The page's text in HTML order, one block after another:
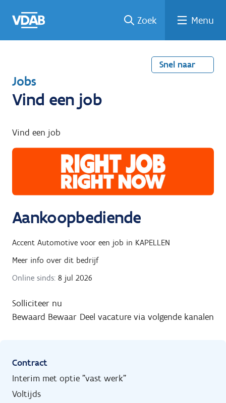
naar
een
een
job
naar
Zoek Menu
Snel naar
T
e
u
g
a
r
Jobs
Vind een job
Vind een job
Aankoopbediende
Accent Automotive voor een job in KAPELLEN
Meer info over dit bedrijf
Online sinds: 8 jul 2026
Solliciteer nu
Bewaard Bewaar Deel vacature via volgende kanalen
Contract
Interim met optie "vast werk"
Voltijds